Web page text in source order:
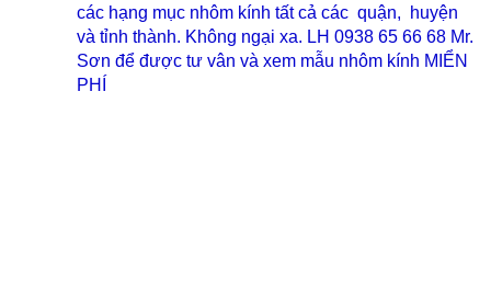
các hạng mục nhôm kính tất cả các quận, huyện
và tỉnh thành. Không ngại xa. LH 0938 65 66 68 Mr.
Sơn để được tư vân và xem mẫu nhôm kính MIỂN
PHÍ